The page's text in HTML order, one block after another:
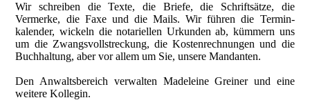
Wir schreiben die Texte, die Briefe, die Schriftsätze, die
Vermer­ke, die Faxe und die Mails. Wir führen die Termin­
kalender, wickeln die notariellen Urkunden ab, kümmern uns
um die Zwangs­­vollstreckung, die Kostenrechnungen und die
Buchhal­tung, aber vor allem um Sie, unsere Mandanten.
Den Anwaltsbereich verwalten Madeleine Greiner und eine
weitere Kollegin.